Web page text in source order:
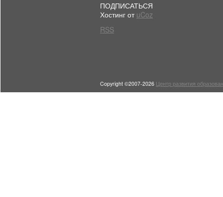
ПОДПИСАТЬСЯ
Хостинг от uCoz
RSS
Copyright ©2007-2026 Центр развития